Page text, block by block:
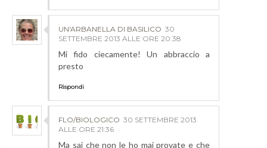
UN'ARBANELLA DI BASILICO 30
SETTEMBRE 2013 ALLE ORE 20:38
Mi fido ciecamente! Un abbraccio a
presto
Rispondi
FLO/BIOLOGICO 30 SETTEMBRE 2013
ALLE ORE 21:36
Ma sai che non le ho mai provate e che